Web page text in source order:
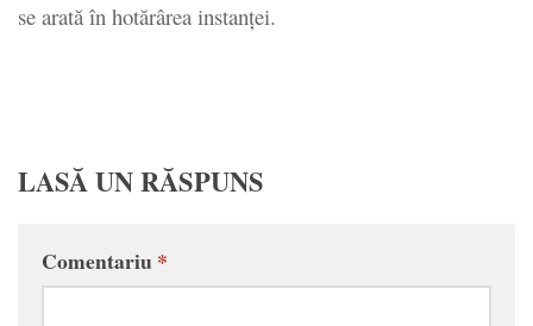
se arată în hotărârea instanţei.
LASĂ UN RĂSPUNS
Comentariu*